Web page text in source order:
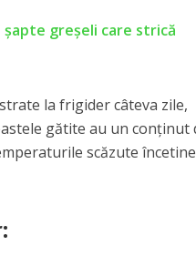
şapte greşeli care strică
la frigider câteva zile,
gătite au un conținut
scăzute